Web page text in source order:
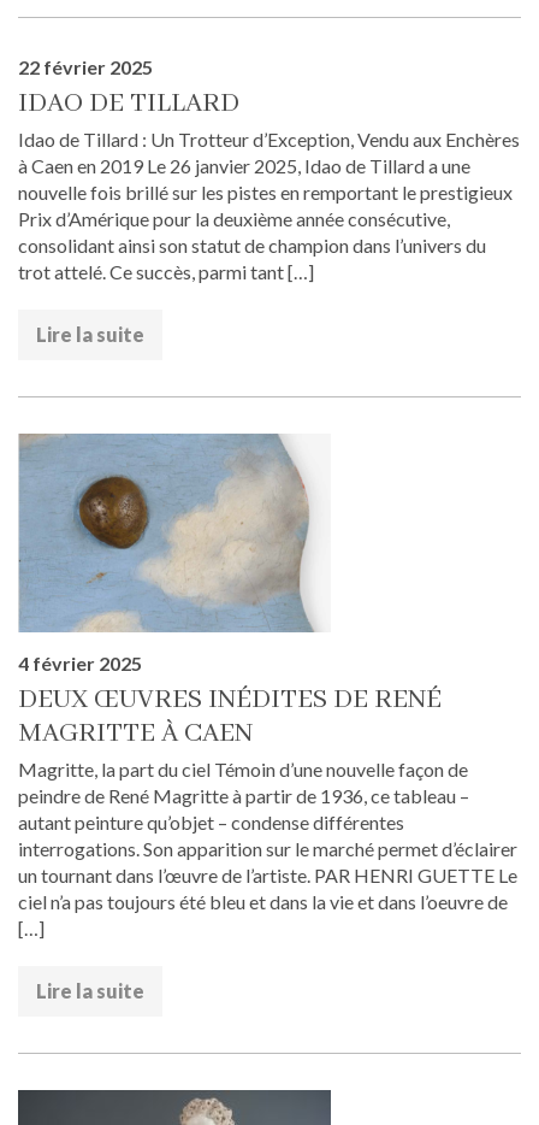
22 février 2025
IDAO DE TILLARD
Idao de Tillard : Un Trotteur d’Exception, Vendu aux Enchères
à Caen en 2019 Le 26 janvier 2025, Idao de Tillard a une
nouvelle fois brillé sur les pistes en remportant le prestigieux
Prix d’Amérique pour la deuxième année consécutive,
consolidant ainsi son statut de champion dans l’univers du
trot attelé. Ce succès, parmi tant […]
Lire la suite
4 février 2025
DEUX ŒUVRES INÉDITES DE RENÉ
MAGRITTE À CAEN
Magritte, la part du ciel Témoin d’une nouvelle façon de
peindre de René Magritte à partir de 1936, ce tableau –
autant peinture qu’objet – condense différentes
interrogations. Son apparition sur le marché permet d’éclairer
un tournant dans l’œuvre de l’artiste. PAR HENRI GUETTE Le
ciel n’a pas toujours été bleu et dans la vie et dans l’oeuvre de
[…]
Lire la suite